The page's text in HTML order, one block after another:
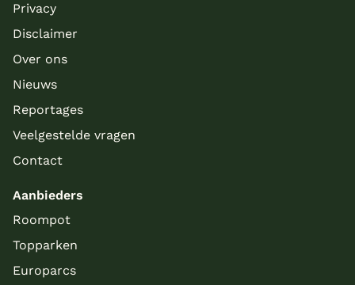
Privacy
Disclaimer
Over ons
Nieuws
Reportages
Veelgestelde vragen
Contact
Aanbieders
Roompot
Topparken
Europarcs